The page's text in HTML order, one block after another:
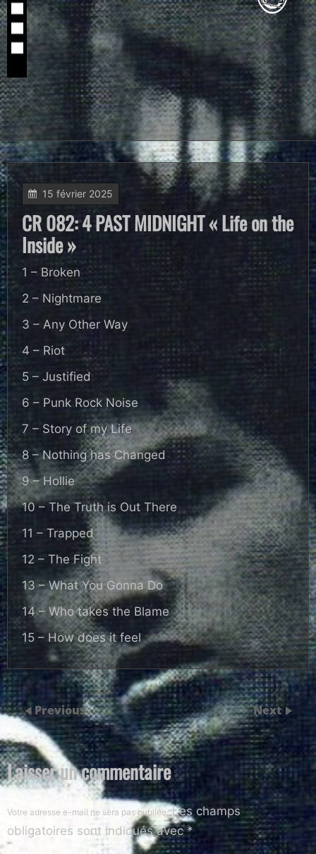
15 février 2025
CR 082: 4 PAST MIDNIGHT « Life on the
Inside »
1 – Broken
2 – Nightmare
3 – Any Other Way
4 – Riot
5 – Justified
6 – Punk Rock Noise
7 – Story of my Life
8 – Nothing has Changed
9 – Hollie
10 – The Truth is Out There
11 – Trapped
12 – The Fight
13 – What You Gonna Do
14 – Who takes the Blame
15 – How does it feel
Previous Next
Laisser un commentaire
Votre adresse e-mail ne sera pas publiée. Les champs
obligatoires sont indiqués avec*